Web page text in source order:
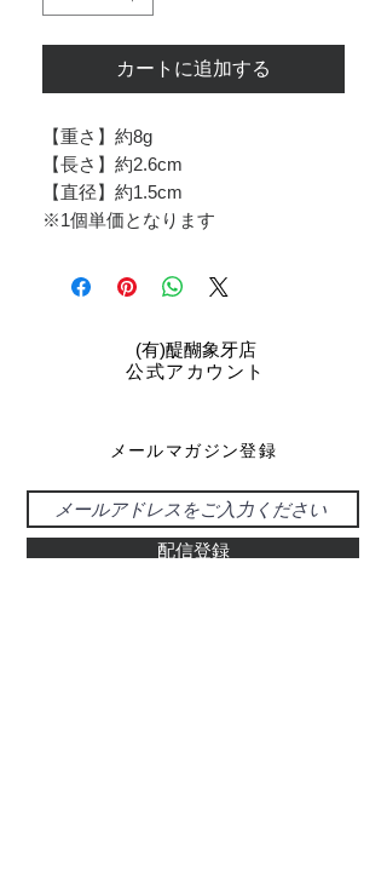
カートに追加する
【重さ】約8g
【長さ】約2.6cm
【直径】約1.5cm
※1個単価となります
​(有)醍醐象牙店
公式アカウント
メールマガジン登録
配信登録